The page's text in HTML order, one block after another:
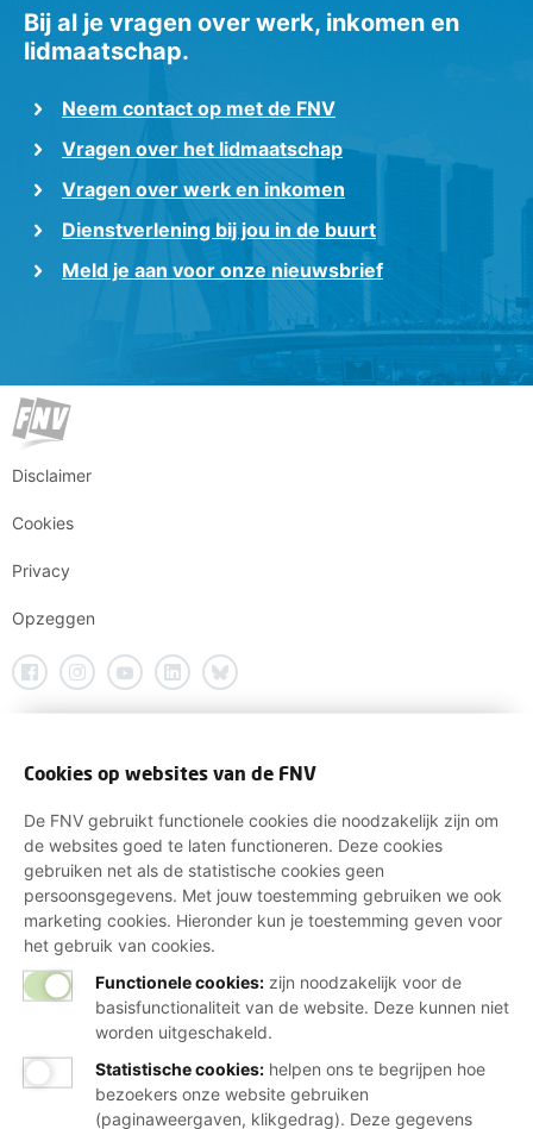
Bij al je vragen over werk, inkomen en
lidmaatschap.
Neem contact op met de FNV
Vragen over het lidmaatschap
Vragen over werk en inkomen
Dienstverlening bij jou in de buurt
Meld je aan voor onze nieuwsbrief
Disclaimer
Cookies
Privacy
Opzeggen
Cookies op websites van de FNV
De FNV gebruikt functionele cookies die noodzakelijk zijn om
de websites goed te laten functioneren. Deze cookies
gebruiken net als de statistische cookies geen
persoonsgegevens. Met jouw toestemming gebruiken we ook
marketing cookies. Hieronder kun je toestemming geven voor
het gebruik van cookies.
Functionele cookies: zijn noodzakelijk voor de
basisfunctionaliteit van de website. Deze kunnen niet
worden uitgeschakeld.
Statistische cookies: helpen ons te begrijpen hoe
bezoekers onze website gebruiken
(paginaweergaven, klikgedrag). Deze gegevens